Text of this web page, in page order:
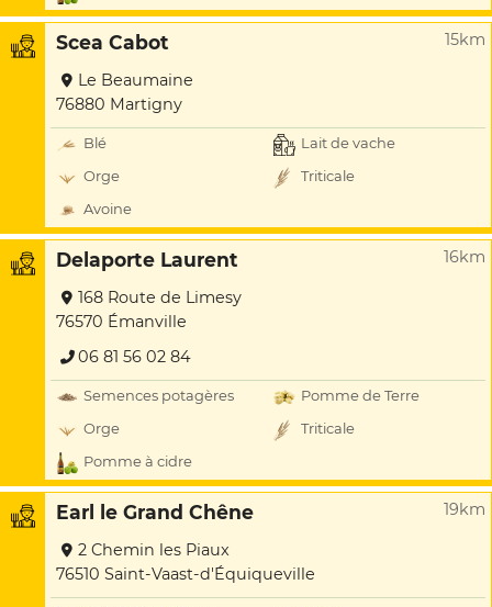
Scea Cabot 15km
Le Beaumaine
76880 Martigny
Blé
Lait de vache
Orge
Triticale
Avoine
Delaporte Laurent 16km
168 Route de Limesy
76570 Émanville
06 81 56 02 84
Semences potagères
Pomme de Terre
Orge
Triticale
Pomme à cidre
Earl le Grand Chêne 19km
2 Chemin les Piaux
76510 Saint-Vaast-d'Équiqueville